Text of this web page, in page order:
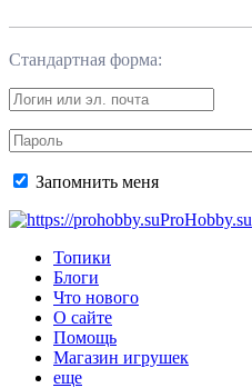
Стандартная форма:
Запомнить меня
ProHobby.su
Топики
Блоги
Что нового
О сайте
Помощь
Магазин игрушек
еще